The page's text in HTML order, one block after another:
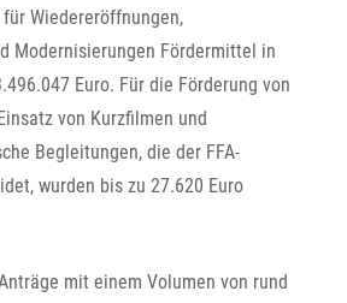
Wiedereröffnungen,
Modernisierungen Fördermittel in
Euro. Für die Förderung von
von Kurzfilmen und
Begleitungen, die der FFA-
wurden bis zu 27.620 Euro
mit einem Volumen von rund